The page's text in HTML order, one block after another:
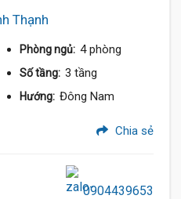
Thạnh
Phòng ngủ: 4 phòng
Số tầng: 3 tầng
Hướng: Đông Nam
Chia sẻ
0904439653